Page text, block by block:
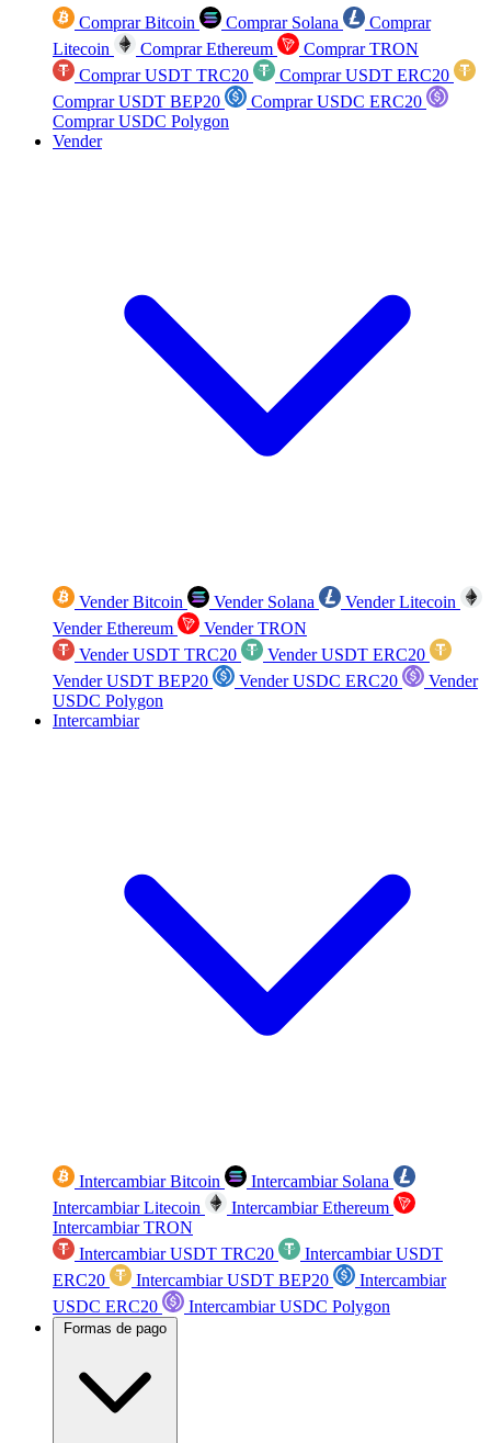
Comprar Bitcoin Comprar Solana
Comprar
Litecoin
Comprar Ethereum
Comprar TRON
Comprar USDT TRC20
Comprar USDT ERC20
Comprar USDT BEP20
Comprar USDC ERC20
Comprar USDC Polygon
Vender
Vender Bitcoin Vender Solana
Vender Litecoin
Vender Ethereum
Vender TRON
Vender USDT TRC20
Vender USDT ERC20
Vender USDT BEP20
Vender USDC ERC20
Vender
USDC Polygon
Intercambiar
Intercambiar Bitcoin
Intercambiar Solana
Intercambiar Litecoin
Intercambiar Ethereum
Intercambiar TRON
Intercambiar USDT TRC20
Intercambiar USDT
ERC20
Intercambiar USDT BEP20
Intercambiar
USDC ERC20
Intercambiar USDC Polygon
Formas de pago